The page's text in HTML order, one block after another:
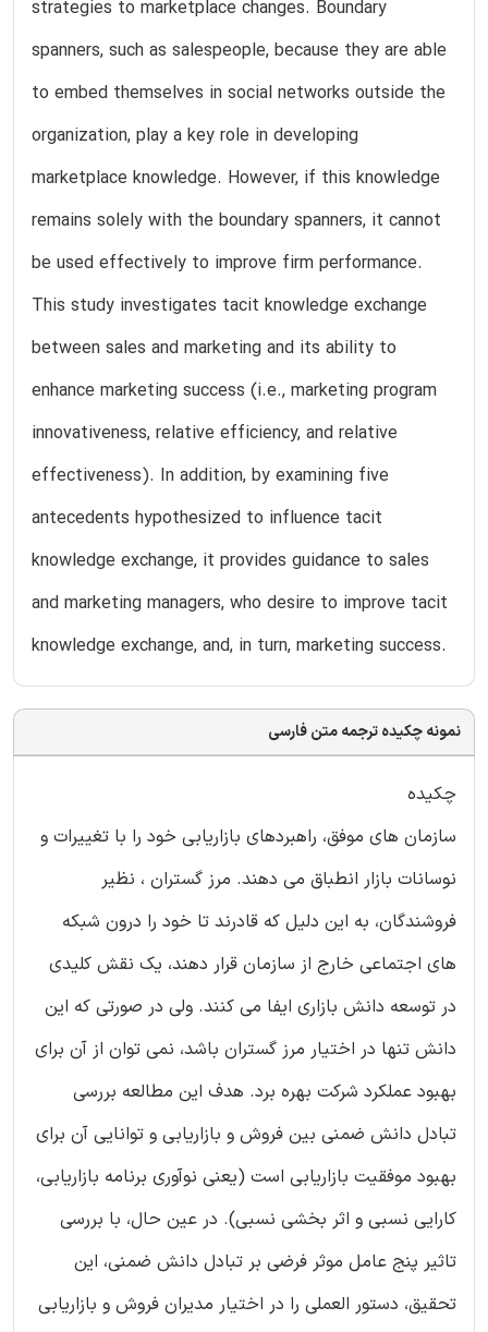
strategies to marketplace changes. Boundary
spanners, such as salespeople, because they are able
to embed themselves in social networks outside the
organization, play a key role in developing
marketplace knowledge. However, if this knowledge
remains solely with the boundary spanners, it cannot
be used effectively to improve firm performance.
This study investigates tacit knowledge exchange
between sales and marketing and its ability to
enhance marketing success (i.e., marketing program
innovativeness, relative efficiency, and relative
effectiveness). In addition, by examining five
antecedents hypothesized to influence tacit
knowledge exchange, it provides guidance to sales
and marketing managers, who desire to improve tacit
knowledge exchange, and, in turn, marketing success.
نمونه چکیده ترجمه متن فارسی
چکیده
سازمان های موفق، راهبردهای بازاریابی خود را با تغییرات و
نوسانات بازار انطباق می دهند. مرز گستران ، نظیر
فروشندگان، به این دلیل که قادرند تا خود را درون شبکه
های اجتماعی خارج از سازمان قرار دهند، یک نقش کلیدی
در توسعه دانش بازاری ایفا می کنند. ولی در صورتی که این
دانش تنها در اختیار مرز گستران باشد، نمی توان از آن برای
بهبود عملکرد شرکت بهره برد. هدف این مطالعه بررسی
تبادل دانش ضمنی بین فروش و بازاریابی و توانایی آن برای
بهبود موفقیت بازاریابی است (یعنی نوآوری برنامه بازاریابی،
کارایی نسبی و اثر بخشی نسبی). در عین حال، با بررسی
تاثیر پنج عامل موثر فرضی بر تبادل دانش ضمنی، این
تحقیق، دستور العملی را در اختیار مدیران فروش و بازاریابی